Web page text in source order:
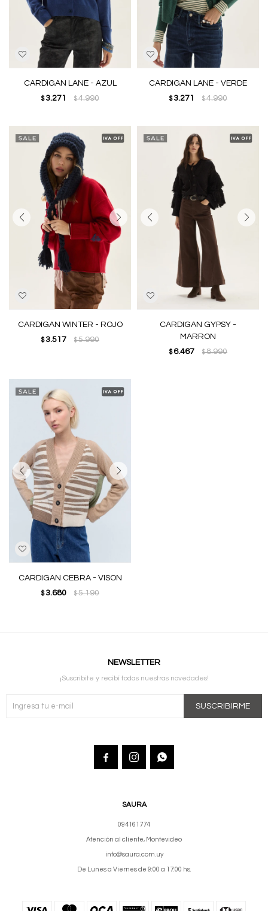
CARDIGAN LANE - AZUL
$ 3.271 $4.990
CARDIGAN LANE - VERDE
$ 3.271 $4.990
CARDIGAN WINTER - ROJO
$ 3.517 $5.990
CARDIGAN GYPSY -
MARRON
$ 6.467 $8.990
CARDIGAN CEBRA - VISON
$ 3.680 $5.190
SAURA
094161774
Atención al cliente, Montevideo
info@saura.com.uy
De Lunes a Viernes de 9:00 a 17:00 hs.
NEWSLETTER
¡Suscribite y recibí todas nuestras novedades!
SUSCRIBIRME
  